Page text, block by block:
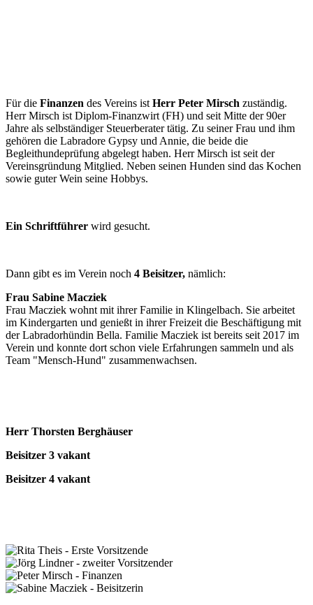
Für die Finanzen des Vereins ist Herr Peter Mirsch zuständig.
Herr Mirsch ist Diplom-Finanzwirt (FH) und seit Mitte der 90er
Jahre als selbständiger Steuerberater tätig. Zu seiner Frau und ihm
gehören die Labradore Gypsy und Annie, die beide die
Begleithundeprüfung abgelegt haben. Herr Mirsch ist seit der
Vereinsgründung Mitglied. Neben seinen Hunden sind das Kochen
sowie guter Wein seine Hobbys.
Ein Schriftführer wird gesucht.
Dann gibt es im Verein noch 4 Beisitzer, nämlich:
Frau Sabine Macziek
Frau Macziek wohnt mit ihrer Familie in Klingelbach. Sie arbeitet
im Kindergarten und genießt in ihrer Freizeit die Beschäftigung mit
der Labradorhündin Bella. Familie Macziek ist bereits seit 2017 im
Verein und konnte dort schon viele Erfahrungen sammeln und als
Team "Mensch-Hund" zusammenwachsen.
Herr Thorsten Berghäuser
Beisitzer 3 vakant
Beisitzer 4 vakant